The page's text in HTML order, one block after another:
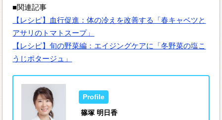
■関連記事
【レシピ】血行促進：体の冷えを改善する「春キャベツと
アサリのトマトスープ」
【レシピ】旬の野菜編：エイジングケアに「冬野菜の塩こ
うじポタージュ」
篠塚 明日香